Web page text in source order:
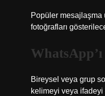
Popüler mesajlaşma
fotoğrafları
Bireysel veya grup
kelimeyi veya ifadeyi